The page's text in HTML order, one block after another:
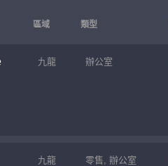
區域 類型
九龍 辦公室
九龍 零售, 辦公室